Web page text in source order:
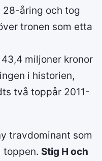
28-åring och tog
tronen som etta
miljoner kronor
i historien,
två toppår 2011-
travdominant som
toppen. Stig H och